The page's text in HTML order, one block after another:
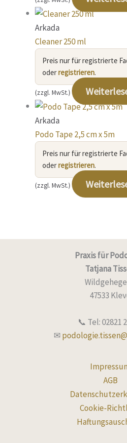
Arkada
Cleaner 250 ml
Preis nur für registrierte
oderregistrieren.
(zzgl. MwSt.)
Arkada
Podo Tape 2,5 cm x 5m
Preis nur für registrierte
oderregistrieren.
(zzgl. MwSt.)
Praxis für
Tatjana
47533
📞 Tel: 02821
✉
AGB
Cookie-